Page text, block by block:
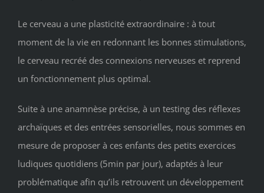
Le cerveau a une plasticité extraordinaire : à tout
moment de la vie en redonnant les bonnes stimulations,
le cerveau recréé des connexions nerveuses et reprend
un fonctionnement plus optimal.
Suite à une anamnèse précise, à un testing des réflexes
archaïques et des entrées sensorielles, nous sommes en
mesure de proposer à ces enfants des petits exercices
ludiques quotidiens (5min par jour), adaptés à leur
problématique afin qu’ils retrouvent un développement